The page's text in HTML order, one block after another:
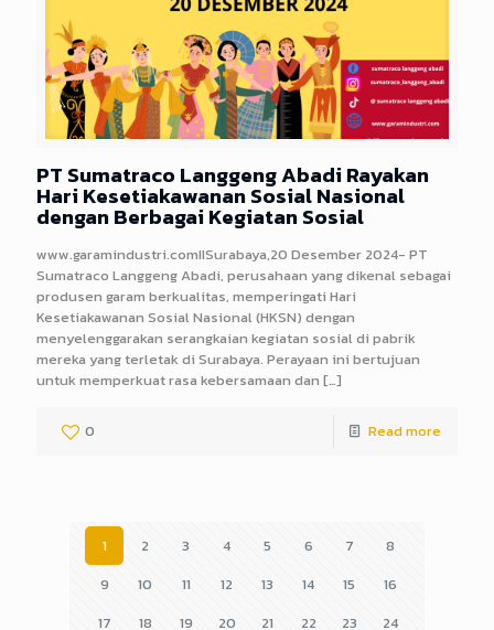
PT Sumatraco Langgeng Abadi Rayakan
Hari Kesetiakawanan Sosial Nasional
dengan Berbagai Kegiatan Sosial
www.garamindustri.comIISurabaya,20 Desember 2024- PT
Sumatraco Langgeng Abadi, perusahaan yang dikenal sebagai
produsen garam berkualitas, memperingati Hari
Kesetiakawanan Sosial Nasional (HKSN) dengan
menyelenggarakan serangkaian kegiatan sosial di pabrik
mereka yang terletak di Surabaya. Perayaan ini bertujuan
untuk memperkuat rasa kebersamaan dan […]
0 Read more
1 2 3 4 5 6 7
8
9
10 11 12 13 14 15
16
17
18 19 20 21 22 23
24